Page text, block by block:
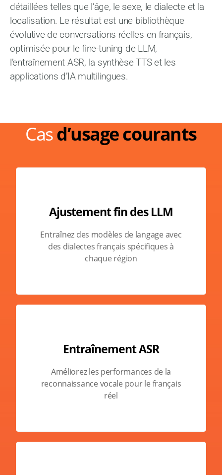
détaillées telles que l’âge, le sexe, le dialecte et la
localisation. Le résultat est une bibliothèque
évolutive de conversations réelles en français,
optimisée pour le fine-tuning de LLM,
l’entraînement ASR, la synthèse TTS et les
applications d’IA multilingues.
Casd’usage courants
Ajustement fin des LLM
Entraînez des modèles de langage avec
des dialectes français spécifiques à
chaque région
Entraînement ASR
Améliorez les performances de la
reconnaissance vocale pour le français
réel